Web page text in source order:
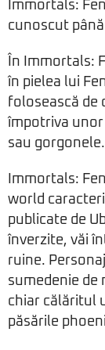
Immortals:
cunoscut
În Immortals:
în pielea lui
folosească de
împotriva
sau gorgonele.
Immortals:
world
publicate de
înverzite, văi
ruine.
sumedenie de
chiar călăritul
păsările